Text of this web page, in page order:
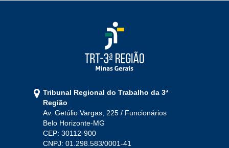
Tribunal Regional do Trabalho da 3ª
Região
Av. Getúlio Vargas, 225 / Funcionários
Belo Horizonte-MG
CEP: 30112-900
CNPJ: 01.298.583/0001-41